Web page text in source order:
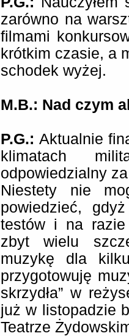
zarówno na
filmami
krótkim czasie, a
schodek wyżej.
M.B.: Nad czym
P.G.: Aktualnie
klimatach
odpowiedzialny
Niestety nie
powiedzieć,
testów i na razie
zbyt wielu
muzykę dla
przygotowuję
skrzydła” w
już w listopadzie
Teatrze